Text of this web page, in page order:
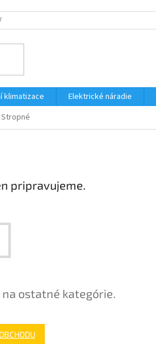
klimatizace Elektrické náradie
Stropné
pripravujeme.
ostatné kategórie.